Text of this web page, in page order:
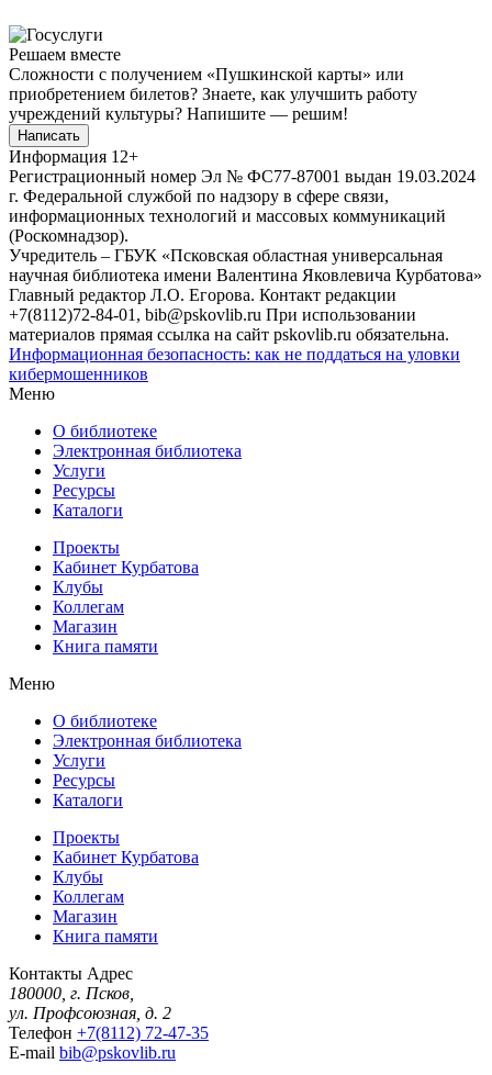
Решаем вместе
Сложности с получением «Пушкинской карты» или
приобретением билетов? Знаете, как улучшить работу
учреждений культуры? Напишите — решим!
Написать
Информация 12+
Регистрационный номер Эл № ФС77-87001 выдан 19.03.2024
г. Федеральной службой по надзору в сфере связи,
информационных технологий и массовых коммуникаций
(Роскомнадзор).
Учредитель – ГБУК «Псковская областная универсальная
научная библиотека имени Валентина Яковлевича Курбатова»
Главный редактор Л.О. Егорова. Контакт редакции
+7(8112)72-84-01, bib@pskovlib.ru При использовании
материалов прямая ссылка на сайт pskovlib.ru обязательна.
Информационная безопасность: как не поддаться на уловки
кибермошенников
Меню
О библиотеке
Электронная библиотека
Услуги
Ресурсы
Каталоги
Проекты
Кабинет Курбатова
Клубы
Коллегам
Магазин
Книга памяти
Меню
О библиотеке
Электронная библиотека
Услуги
Ресурсы
Каталоги
Проекты
Кабинет Курбатова
Клубы
Коллегам
Магазин
Книга памяти
Контакты Адрес
180000, г. Псков,
ул. Профсоюзная, д. 2
Телефон +7(8112) 72-47-35
E-mail bib@pskovlib.ru